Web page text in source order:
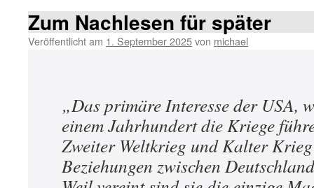
Zum Nachlesen für später
Veröffentlicht am 1. September 2025von michael
„Das primäre Interesse der USA,
einem Jahrhundert die Kriege
Zweiter Weltkrieg und Kalter
Beziehungen zwischen